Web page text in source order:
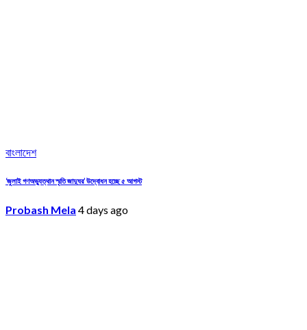
বাংলাদেশ
‘জুলাই গণঅভ্যুত্থান স্মৃতি জাদুঘর’ উদ্বোধন হচ্ছে ৫ আগস্ট
Probash Mela 4 days ago